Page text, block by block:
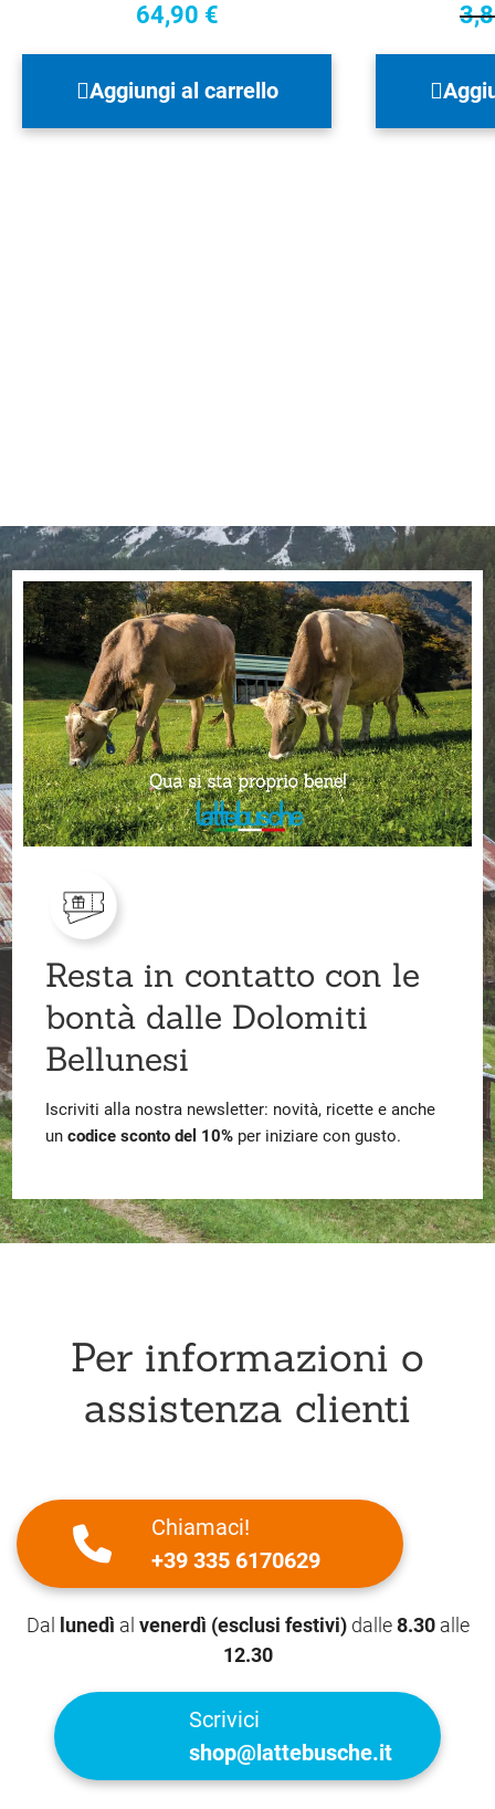
64,90 €
Aggiungi al carrello
Resta in contatto con le
bontà dalle Dolomiti
Bellunesi
Iscriviti alla nostra newsletter: novità, ricette e anche
uncodice sconto del 10% per iniziare con gusto.
Per informazioni o
assistenza clienti
Chiamaci!
+39 335 6170629
Dal lunedì al venerdì (esclusi festivi) dalle8.30alle
12.30
Scrivici
shop@lattebusche.it